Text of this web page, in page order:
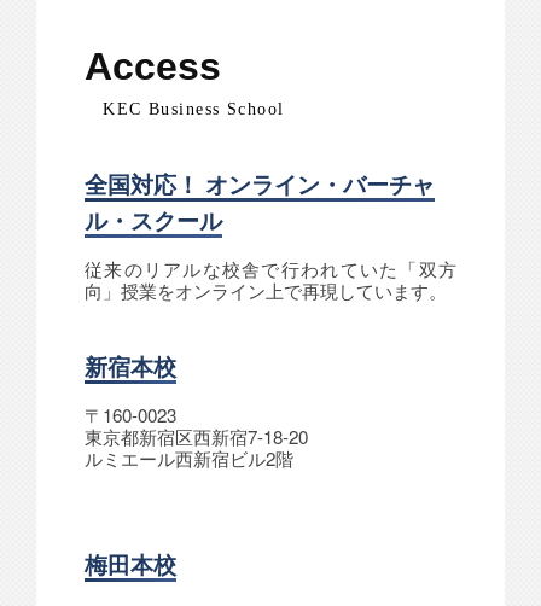
Access
KEC Business School
全国対応！ オンライン・バーチャ
ル・スクール
従来のリアルな校舎で行われていた「双方
向」授業をオンライン上で再現しています。
新宿本校
〒160-0023
東京都新宿区西新宿7-18-20
ルミエール西新宿ビル2階
梅田本校